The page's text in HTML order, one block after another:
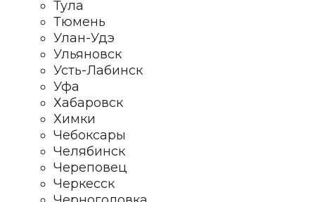
Тула
Тюмень
Улан-Удэ
Ульяновск
Усть-Лабинск
Уфа
Хабаровск
Химки
Чебоксары
Челябинск
Череповец
Черкесск